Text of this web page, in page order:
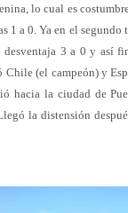
lo cual es
1 a 0. Ya en el segundo
desventaja 3 a 0 y así
(el campeón) y
hacia la ciudad de
la distensión